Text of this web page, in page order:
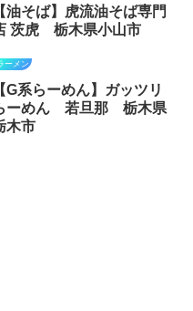
【油そば】虎流油そば専門
茨虎 栃木県小山市
ーメン
【G系らーめん】ガッツリ
ーめん 若旦那 栃木県
木市